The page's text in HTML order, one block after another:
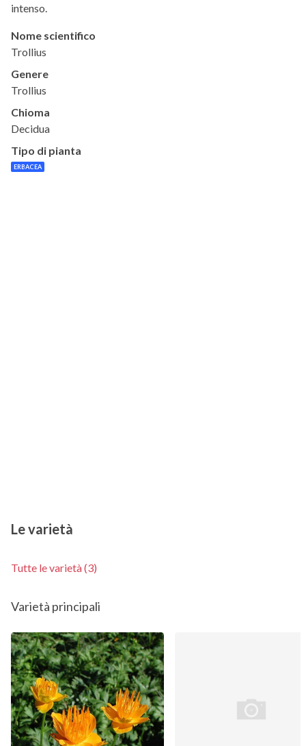
intenso.
Nome scientifico
Trollius
Genere
Trollius
Chioma
Decidua
Tipo di pianta
ERBACEA
Le varietà
Tutte le varietà (3)
Varietà principali